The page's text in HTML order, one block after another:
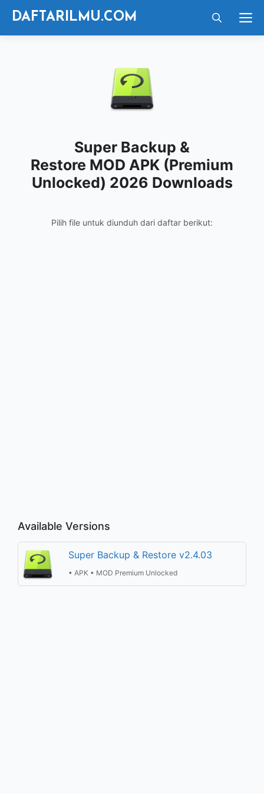
Langsung
DAFTARILMU.COM
Super Backup &
Restore MOD APK (Premium
Unlocked) 2026 Downloads
Pilih file untuk diunduh dari daftar berikut:
Available Versions
Super Backup & Restore v2.4.03
• APK • MOD Premium Unlocked